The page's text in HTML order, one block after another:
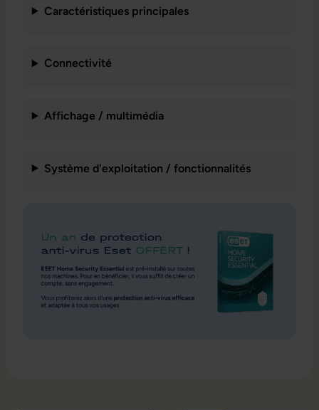
Caractéristiques principales
Connectivité
Affichage / multimédia
Système d'exploitation / fonctionnalités